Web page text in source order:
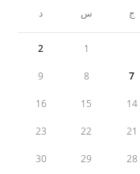
ج س د
1
2
7
8
9
14
15
16
21
22
23
28
29
30